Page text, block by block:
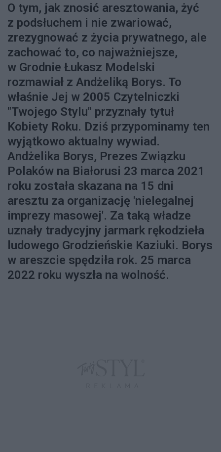
O tym, jak znosić aresztowania, żyć
z podsłuchem i nie zwariować,
zrezygnować z życia prywatnego, ale
zachować to, co najważniejsze,
w Grodnie Łukasz Modelski
rozmawiał z Andżeliką Borys. To
właśnie Jej w 2005 Czytelniczki
"Twojego Stylu" przyznały tytuł
Kobiety Roku. Dziś przypominamy ten
wyjątkowo aktualny wywiad.
Andżelika Borys, Prezes Związku
Polaków na Białorusi 23 marca 2021
roku została skazana na 15 dni
aresztu za organizację 'nielegalnej
imprezy masowej'. Za taką władze
uznały tradycyjny jarmark rękodzieła
ludowego Grodzieńskie Kaziuki. Borys
w areszcie spędziła rok. 25 marca
2022 roku wyszła na wolność.